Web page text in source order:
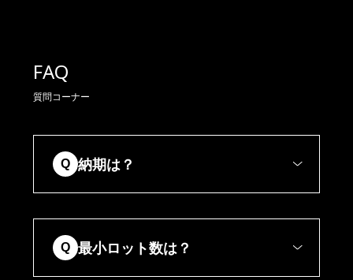
FAQ
質問コーナー
Q 納期は？
Q 最小ロット数は？